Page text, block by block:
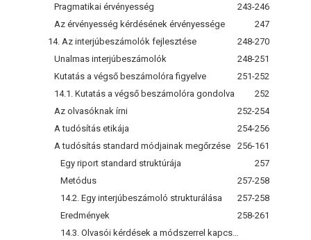
Pragmatikai érvényesség
243-246
Az érvényesség kérdésének érvényessége
247
14. Az interjúbeszámolók fejlesztése
248-270
Unalmas interjúbeszámolók
248-251
Kutatás a végső beszámolóra figyelve
251-252
14.1. Kutatás a végső beszámolóra gondolva
252
Az olvasóknak írni
252-254
A tudósítás etikája
254-256
A tudósítás standard módjainak megőrzése
256-161
Egy riport standard struktúrája
257
Metódus
257-258
14.2. Egy interjúbeszámoló strukturálása
257-258
Eredmények
258-261